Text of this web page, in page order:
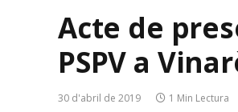
Acte de
PSPV a
30 d'abril de 2019 1 Min Lectura